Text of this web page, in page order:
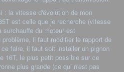
: la vitesse d'évolution de mon
est celle que je recherche (vitesse
du moteur est
il faut modifier le rapport de
faire, il faut soit installer un pignon
16T, le plus petit possible sur ce
plus grande (ce qui n'est pas